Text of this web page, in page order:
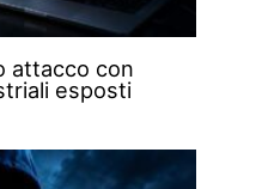
attacco con
esposti